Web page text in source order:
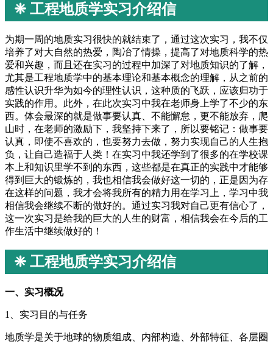
❈ 工程地质学实习介绍信
为期一周的地质实习很快的就结束了，通过这次实习，我不仅
培养了对大自然的热爱，陶冶了情操，提高了对地质科学的热
爱和兴趣，而且还在实习的过程中加深了对地质知识的了解，
尤其是工程地质学中的基本理论和基本概念的理解，从之前的
感性认识升华为如今的理性认识，这种质的飞跃，应该归功于
实践的作用。此外，在此次实习中我在老师身上学了不少的东
西。体会最深的就是做事要认真、不能懈怠，更不能放弃，爬
山时，在老师的激励下，我坚持下来了，所以要铭记：做事要
认真，即使不喜欢的，也要努力去做，努力实现自己的人生抱
负，让自己造福于人类！在实习中我还学到了很多的在学校课
本上和知识里学不到的东西，这些都是在真正的实践中才能够
得到巨大的锻炼的，我也相信我会做好这一切的，正是因为存
在这样的问题，我才会将我所有的精力用在学习上，学习中我
相信我会继续不断的做好的。通过实习我对自己更有信心了，
这一次实习是给我的巨大的人生的财富，相信我会在今后的工
作生活中继续做好的！
❈ 工程地质学实习介绍信
一、实习概况
1、实习目的与任务
地质学是关于地球的物质组成、内部构造、外部特征、各层圈